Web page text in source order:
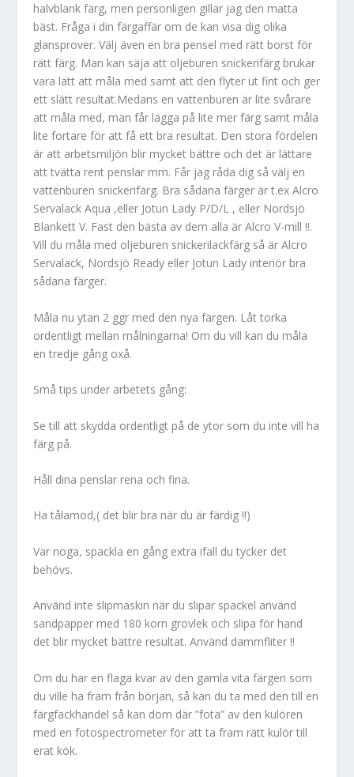
halvblank färg, men personligen gillar jag den matta
bäst. Fråga i din färgaffär om de kan visa dig olika
glansprover. Välj även en bra pensel med rätt borst för
rätt färg. Man kan säja att oljeburen snickerifärg brukar
vara lätt att måla med samt att den flyter ut fint och ger
ett slätt resultat.Medans en vattenburen är lite svårare
att måla med, man får lägga på lite mer färg samt måla
lite fortare för att få ett bra resultat. Den stora fördelen
är att arbetsmiljön blir mycket bättre och det är lättare
att tvätta rent penslar mm. Får jag råda dig så välj en
vattenburen snickerifärg. Bra sådana färger är t.ex Alcro
Servalack Aqua ,eller Jotun Lady P/D/L , eller Nordsjö
Blankett V. Fast den bästa av dem alla är Alcro V-mill !!.
Vill du måla med oljeburen snickerilackfärg så är Alcro
Servalack, Nordsjö Ready eller Jotun Lady interiör bra
sådana färger.
Måla nu ytan 2 ggr med den nya färgen. Låt torka
ordentligt mellan målningarna! Om du vill kan du måla
en tredje gång oxå.
Små tips under arbetets gång:
Se till att skydda ordentligt på de ytor som du inte vill ha
färg på.
Håll dina penslar rena och fina.
Ha tålamod,( det blir bra när du är färdig !!)
Var noga, spackla en gång extra ifall du tycker det
behövs.
Använd inte slipmaskin när du slipar spackel använd
sandpapper med 180 korn grovlek och slipa för hand
det blir mycket bättre resultat. Använd dammfliter !!
Om du har en flaga kvar av den gamla vita färgen som
du ville ha fram från början, så kan du ta med den till en
färgfackhandel så kan dom där ”fota” av den kulören
med en fotospectrometer för att ta fram rätt kulör till
erat kök.